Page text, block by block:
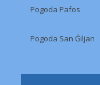
Pogoda Pafos
Pogoda San Ġiljan